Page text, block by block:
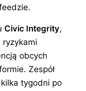
Civic Integrity,
ryzykami
obcych
Zespół
tygodni po